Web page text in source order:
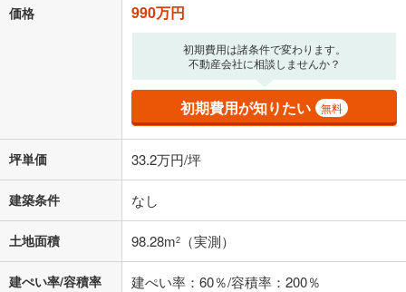
価格 990万円
初期費用は諸条件で変わります。
不動産会社に相談しませんか？
初期費用が知りたい 無料
坪単価 33.2万円/坪
建築条件 なし
土地面積 98.28m2 （実測）
建ぺい率/容積率 建ぺい率：60％/容積率：200％